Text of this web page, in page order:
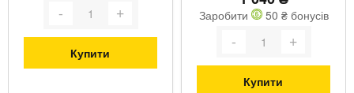
Купити
Заробити 50 ₴ бонусів
Купити